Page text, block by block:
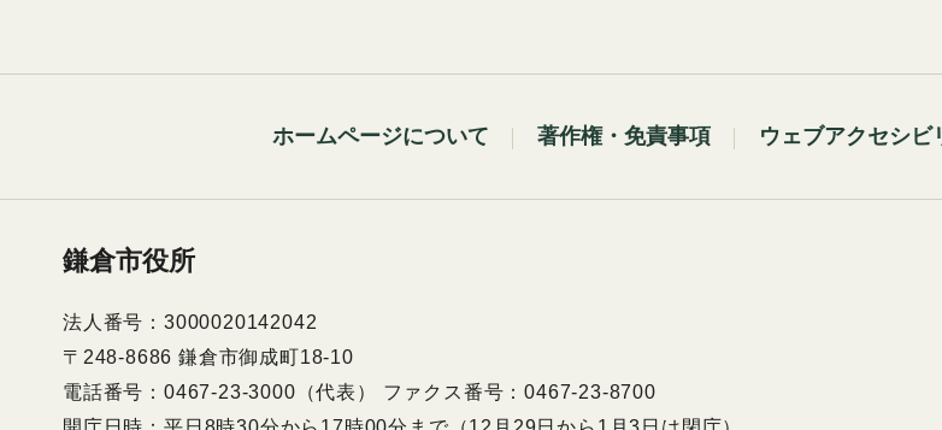
ホームページについて 著作権・免責事項 ウェブアクセシビ
鎌倉市役所
法人番号：3000020142042
〒248-8686 鎌倉市御成町18-10
電話番号：0467-23-3000（代表） ファクス番号：0467-23-8700